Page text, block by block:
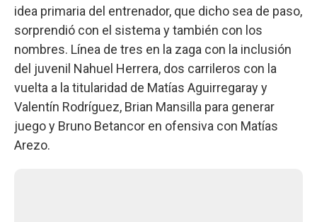
idea primaria del entrenador, que dicho sea de paso,
sorprendió con el sistema y también con los
nombres. Línea de tres en la zaga con la inclusión
del juvenil Nahuel Herrera, dos carrileros con la
vuelta a la titularidad de Matías Aguirregaray y
Valentín Rodríguez, Brian Mansilla para generar
juego y Bruno Betancor en ofensiva con Matías
Arezo.